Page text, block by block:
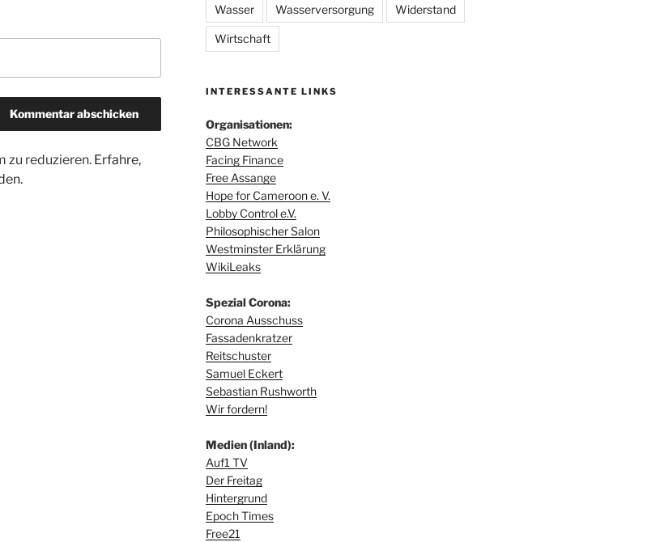
zu reduzieren. Erfahre,
Wasser Wasserversorgung Widerstand
Wirtschaft
INTERESSANTE LINKS
Organisationen:
CBG Network
Facing Finance
Free Assange
Hope for Cameroon e. V.
Lobby Control e.V.
Philosophischer Salon
Westminster Erklärung
WikiLeaks
Spezial Corona:
Corona Ausschuss
Fassadenkratzer
Reitschuster
Samuel Eckert
Sebastian Rushworth
Wir fordern!
Medien (Inland):
Auf1 TV
Der Freitag
Hintergrund
Epoch Times
Free21